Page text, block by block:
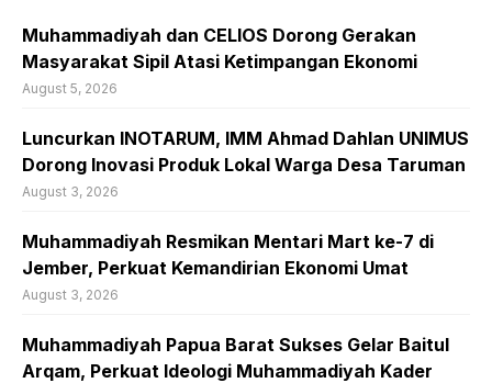
Muhammadiyah dan CELIOS Dorong Gerakan
Masyarakat Sipil Atasi Ketimpangan Ekonomi
August 5, 2026
Luncurkan INOTARUM, IMM Ahmad Dahlan UNIMUS
Dorong Inovasi Produk Lokal Warga Desa Taruman
August 3, 2026
Muhammadiyah Resmikan Mentari Mart ke-7 di
Jember, Perkuat Kemandirian Ekonomi Umat
August 3, 2026
Muhammadiyah Papua Barat Sukses Gelar Baitul
Arqam, Perkuat Ideologi Muhammadiyah Kader